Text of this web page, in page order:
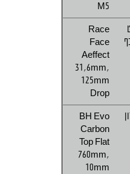
M5
Race
Face
Aeffect
31,6mm,
125mm
Drop
BH Evo
Carbon
Top Flat
760mm,
10mm